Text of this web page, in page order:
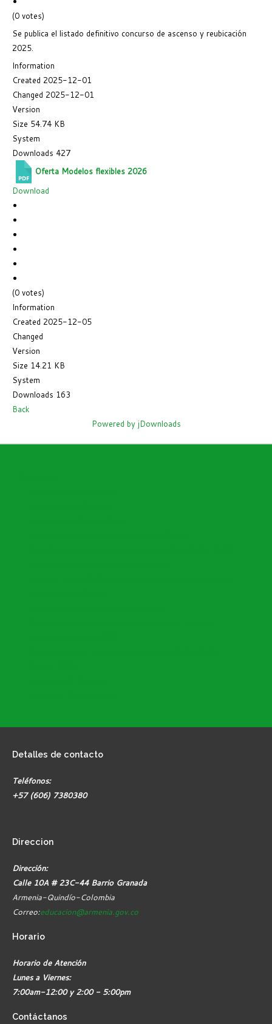
(0 votes)
Se publica el listado definitivo concurso de ascenso y reubicación
2025.
Information
Created 2025-12-01
Changed 2025-12-01
Version
Size 54.74 KB
System
Downloads 427
Oferta Modelos flexibles 2026
Download
(0 votes)
Information
Created 2025-12-05
Changed
Version
Size 14.21 KB
System
Downloads 163
Back
Powered by jDownloads
Detalles de contacto
Teléfonos:
+57 (606) 7380380
Direccion
Dirección:
Calle 10A # 23C-44 Barrio Granada
Armenia-Quindío-Colombia
Correo:educacion@armenia.gov.co
Horario
Horario de Atención
Lunes a Viernes:
7:00am-12:00 y 2:00 - 5:00pm
Contáctanos